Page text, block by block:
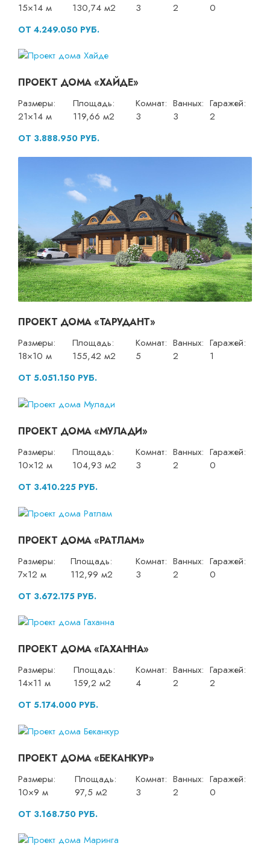
15×14 м
130,74 м2
3
2
0
ОТ 4.249.050 РУБ.
ПРОЕКТ ДОМА «ХАЙДЕ»
Размеры:
21×14 м
Площадь:
119,66 м2
Комнат:
3
Ванных:
3
Гаражей:
2
ОТ 3.888.950 РУБ.
ПРОЕКТ ДОМА «ТАРУДАНТ»
Размеры:
18×10 м
Площадь:
155,42 м2
Комнат:
5
Ванных:
2
Гаражей:
1
ОТ 5.051.150 РУБ.
ПРОЕКТ ДОМА «МУЛАДИ»
Размеры:
10×12 м
Площадь:
104,93 м2
Комнат:
3
Ванных:
2
Гаражей:
0
ОТ 3.410.225 РУБ.
ПРОЕКТ ДОМА «РАТЛАМ»
Размеры:
7×12 м
Площадь:
112,99 м2
Комнат:
3
Ванных:
2
Гаражей:
0
ОТ 3.672.175 РУБ.
ПРОЕКТ ДОМА «ГАХАННА»
Размеры:
14×11 м
Площадь:
159,2 м2
Комнат:
4
Ванных:
2
Гаражей:
2
ОТ 5.174.000 РУБ.
ПРОЕКТ ДОМА «БЕКАНКУР»
Размеры:
10×9 м
Площадь:
97,5 м2
Комнат:
3
Ванных:
2
Гаражей:
0
ОТ 3.168.750 РУБ.